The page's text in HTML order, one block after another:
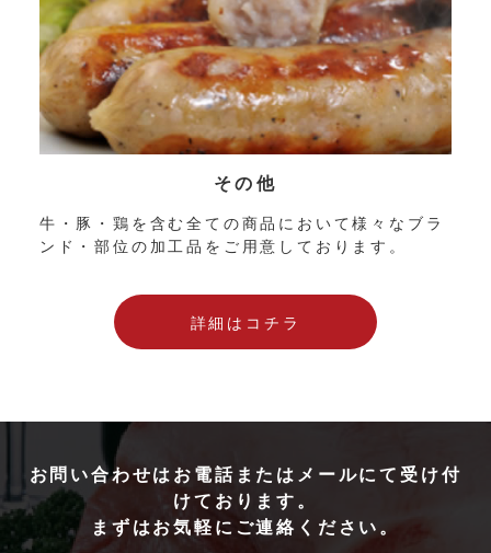
その他
牛・豚・鶏を含む全ての商品において様々なブラ
ンド・部位の加工品をご用意しております。
詳細はコチラ
お問い合わせはお電話またはメールにて受け付
けております。
まずはお気軽にご連絡ください。